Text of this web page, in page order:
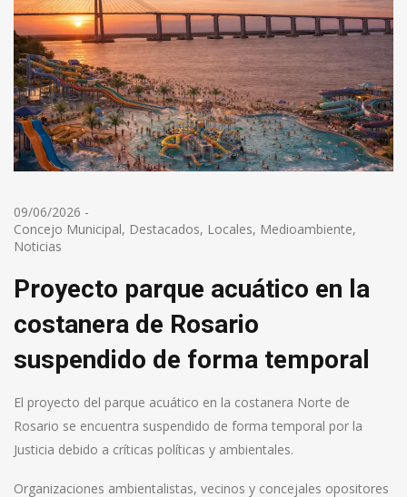
09/06/2026 -
Concejo Municipal, Destacados, Locales, Medioambiente,
Noticias
Proyecto parque acuático en la
costanera de Rosario
suspendido de forma temporal
El proyecto del parque acuático en la costanera Norte de
Rosario se encuentra suspendido de forma temporal por la
Justicia debido a críticas políticas y ambientales.
Organizaciones ambientalistas, vecinos y concejales opositores